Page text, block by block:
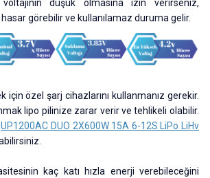
voltajının düşük olmasına izin verirseniz,
hasar görebilir ve kullanılamaz duruma gelir.
için özel şarj cihazlarını kullanmanız gerekir.
lipo pilinize zarar verir ve tehlikeli olabilir.
UP1200AC DUO 2X600W 15A 6-12S LiPo LiHv
kaç katı hızla enerji verebileceğini